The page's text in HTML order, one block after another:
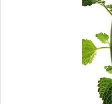
ALLER AU CONTENU